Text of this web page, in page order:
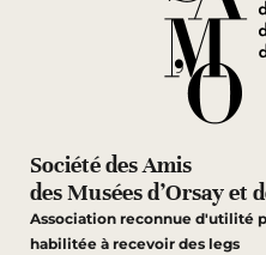
Société des Amis
des Musées d’Orsay et
Association reconnue d'utilité
habilitée à recevoir des legs